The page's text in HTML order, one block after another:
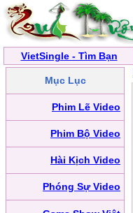
VietSingle - Tìm Bạn
Mục Lục
Phim Lẽ Video
Phim Bộ Video
Hài Kịch Video
Phóng Sự Video